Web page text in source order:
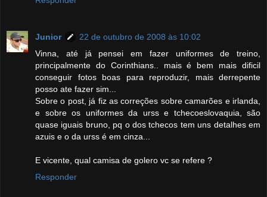
Junior
22 de outubro de 2008 às 10:02
Vinna, até já pensei em fazer uniformes de treino,
principalmente do Corinthians.. mais é bem mais dificil
conseguir fotos boas para reproduzir, mais derrepente
posso ate fazer sim...
Sobre o post, já fiz as correções sobre camarões e irlanda,
e sobre os uniformes da urss e tchecoeslovaquia, são
quase iguais bruno, pq o dos tchecos tem uns detalhes em
azuis e o da urss é em cinza...
E vicente, qual camisa de golero vc se refere ?
Responder